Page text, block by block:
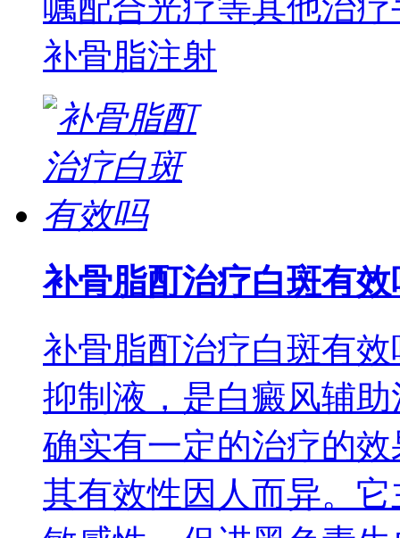
嘱配合光疗等其他治
补骨脂注射
补骨脂酊治疗白斑有效
补骨脂酊治疗白斑有
抑制液，是白癜风辅
确实有一定的治疗的
其有效性因人而异。